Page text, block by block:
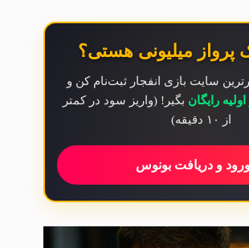
پرواز میلیونی هستی؟
سایت بازی انفجار ثبت‌نام کن و
بگیر! (واریز سود در کمتر
از ۱۰ دقیقه)
و دریافت بونوس